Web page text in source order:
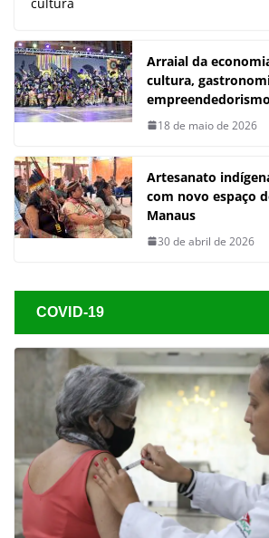
Arraial da
cultura,
18 de maio de 2026
Artesanato
com novo espaço
Manaus
30 de abril de 2026
COVID-19